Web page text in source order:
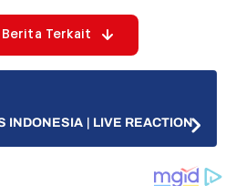
Berita Terkait
INDONESIA | LIVE REACTION